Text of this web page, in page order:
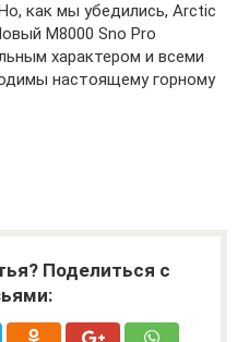
как мы убедились, Arctic
М8000 Sno Pro
характером и всеми
настоящему горному
Поделиться с